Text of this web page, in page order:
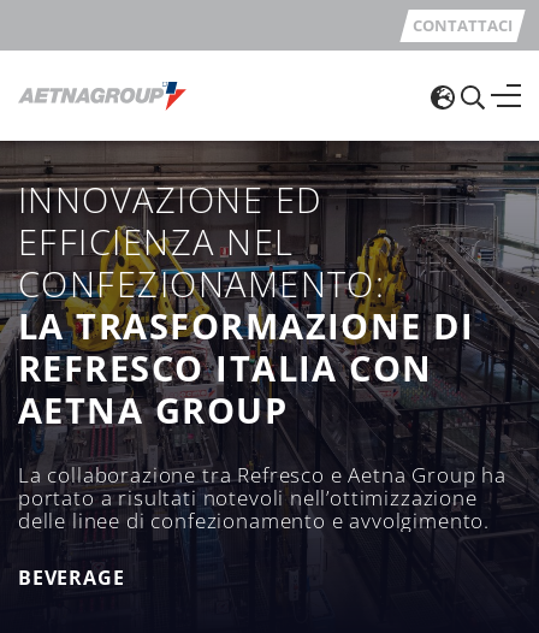
CONTATTACI
INNOVAZIONE ED
EFFICIENZA NEL
CONFEZIONAMENTO:
LA TRASFORMAZIONE DI
REFRESCO ITALIA CON
AETNA GROUP
La collaborazione tra Refresco e Aetna Group ha
portato a risultati notevoli nell’ottimizzazione
delle linee di confezionamento e avvolgimento.
BEVERAGE